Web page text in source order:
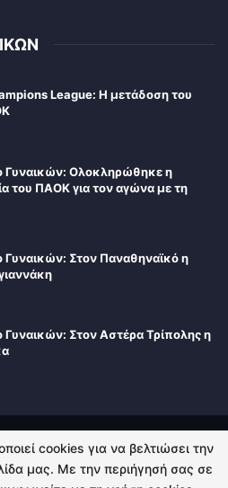
League: Η μετάδοση του
Γυναικών: Ολοκληρώθηκε η
του ΠΑΟΚ για τον αγώνα με τη
Στον Παναθηναϊκό η
Στον Αστέρα Τρίπολης η
ΕΠΙΚΟΙΝΩΝΙΑ
cookies για να βελτιώσει την
μας. Με την περιήγησή σας σε